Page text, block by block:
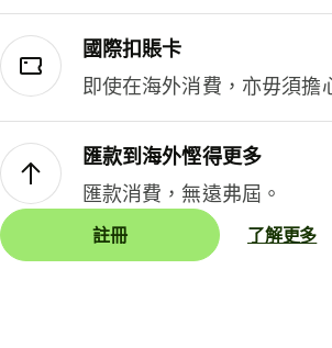
國際扣賬卡
即使在海外消費，亦毋須擔
匯款到海外慳得更多
匯款消費，無遠弗屆。
註冊 了解更多